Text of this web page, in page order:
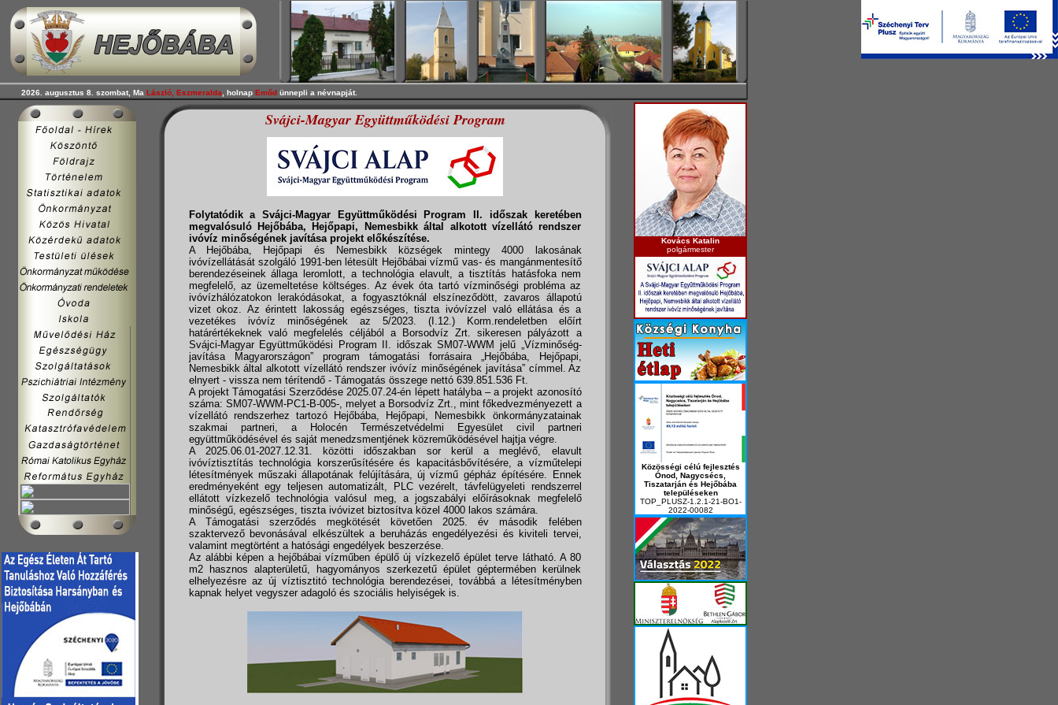
Svájci-Magyar Együttműködési Program
Folytatódik a Svájci-Magyar Együttműködési Program II. időszak keretében
megvalósuló Hejőbába, Hejőpapi, Nemesbikk által alkotott vízellátó rendszer
ivóvíz minőségének javítása projekt előkészítése.
A Hejőbába, Hejőpapi és Nemesbikk községek mintegy 4000 lakosának
ivóvízellátását szolgáló 1991-ben létesült Hejőbábai vízmű vas- és mangánmentesítő
berendezéseinek állaga leromlott, a technológia elavult, a tisztítás hatásfoka nem
megfelelő, az üzemeltetése költséges. Az évek óta tartó vízminőségi probléma az
ivóvízhálózatokon lerakódásokat, a fogyasztóknál elszíneződött, zavaros állapotú
vizet okoz. Az érintett lakosság egészséges, tiszta ivóvízzel való ellátása és a
vezetékes ivóvíz minőségének az 5/2023. (I.12.) Korm.rendeletben előírt
határértékeknek való megfelelés céljából a Borsodvíz Zrt. sikeresen pályázott a
Svájci-Magyar Együttműködési Program II. időszak SM07-WWM jelű „Vízminőség-
javítása Magyarországon” program támogatási forrásaira „Hejőbába, Hejőpapi,
Nemesbikk által alkotott vízellátó rendszer ivóvíz minőségének javítása” címmel. Az
elnyert - vissza nem térítendő - Támogatás összege nettó 639.851.536 Ft.
A projekt Támogatási Szerződése 2025.07.24-én lépett hatályba – a projekt azonosító
száma: SM07-WWM-PC1-B-005-, melyet a Borsodvíz Zrt., mint főkedvezményezett a
vízellátó rendszerhez tartozó Hejőbába, Hejőpapi, Nemesbikk önkormányzatainak
szakmai partneri, a Holocén Természetvédelmi Egyesület civil partneri
együttműködésével és saját menedzsmentjének közreműködésével hajtja végre.
A 2025.06.01-2027.12.31. közötti időszakban sor kerül a meglévő, elavult
ivóvíztisztítás technológia korszerűsítésére és kapacitásbővítésére, a vízműtelepi
létesítmények műszaki állapotának felújítására, új vízmű gépház építésére. Ennek
eredményeként egy teljesen automatizált, PLC vezérelt, távfelügyeleti rendszerrel
ellátott vízkezelő technológia valósul meg, a jogszabályi előírásoknak megfelelő
minőségű, egészséges, tiszta ivóvizet biztosítva közel 4000 lakos számára.
A Támogatási szerződés megkötését követően 2025. év második felében
szaktervező bevonásával elkészültek a beruházás engedélyezési és kiviteli tervei,
valamint megtörtént a hatósági engedélyek beszerzése.
Az alábbi képen a hejőbábai vízműben épülő új vízkezelő épület terve látható. A 80
m2 hasznos alapterületű, hagyományos szerkezetű épület géptermében kerülnek
elhelyezésre az új víztisztitó technológia berendezései, továbbá a létesítményben
kapnak helyet vegyszer adagoló és szociális helyiségek is.
Kovács Katalin
polgármester
Közösségi célú fejlesztés
Ónod, Nagycsécs,
Tiszatarján és Hejőbába
településeken
TOP_PLUSZ-1.2.1-21-BO1-
2022-00082
2026. augusztus 8. szombat, Ma László, Eszmeralda , holnap Emőd ünnepli a névnapját.